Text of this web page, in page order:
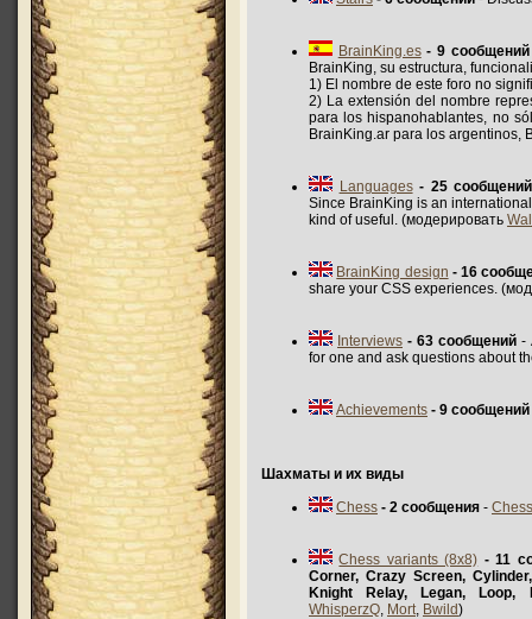
BrainKing.es - 9 сообщений
BrainKing, su estructura,
1) El nombre de este foro no
2) La extensión del nombre
para los hispanohablantes, no
BrainKing.ar para los argentinos,
Languages - 25 сообщений
Since BrainKing is an
kind of useful. (модерировать
BrainKing design - 16
share your CSS experiences.
Interviews - 63 сообщений -
for one and ask questions about
Achievements - 9 сообщений
Шахматы и их виды
Chess - 2 сообщения - Chess
Chess variants (8x8) - 11
Corner, Crazy Screen,
Knight Relay, Legan, Loop,
WhisperzQ, Mort, Bwild)